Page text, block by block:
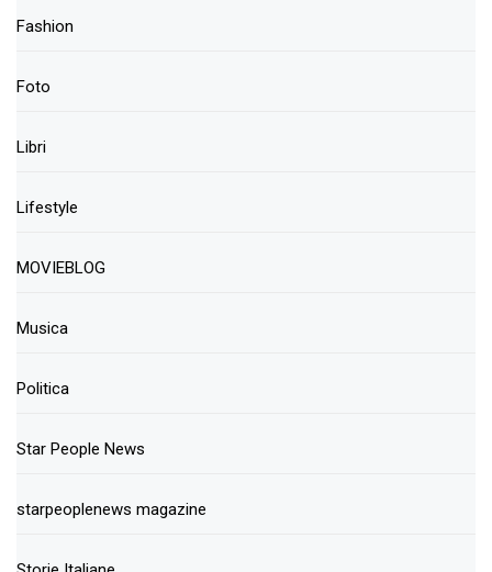
Fashion
Foto
Libri
Lifestyle
MOVIEBLOG
Musica
Politica
Star People News
starpeoplenews magazine